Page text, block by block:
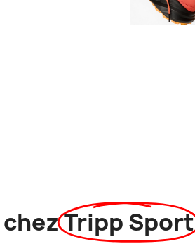
chezTripp Sport